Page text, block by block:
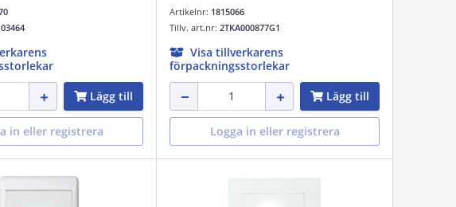
Lägg till
in eller registrera
Artikelnr: 1815066
Tillv. art.nr: 2TKA000877G1
Visa tillverkarens
förpackningsstorlekar
Lägg till
Logga in eller registrera